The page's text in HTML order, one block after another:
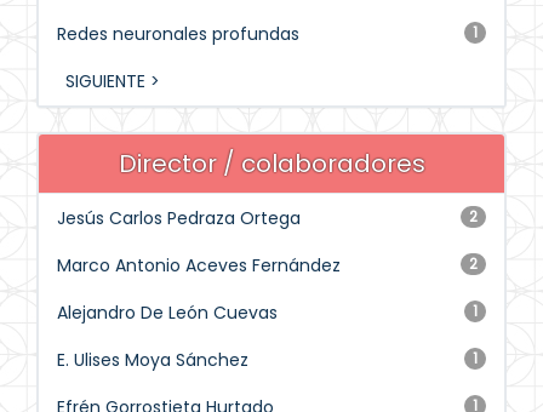
1
Redes neuronales profundas
SIGUIENTE >
Director / colaboradores
2
Jesús Carlos Pedraza Ortega
2
Marco Antonio Aceves Fernández
1
Alejandro De León Cuevas
1
E. Ulises Moya Sánchez
1
Efrén Gorrostieta Hurtado